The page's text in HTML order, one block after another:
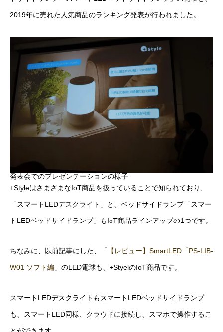
2019年に売れた人気商品のランキング発表が行われました。
発表会でのプレゼンテーションの様子
+StyleはさまざまなIoT商品を扱っていることで知られており、
「スマートLEDデスクライト」と、ベッドサイドランプ「スマー
トLEDベッドサイドランプ」もIoT商品ラインアップの1つです。
ちなみに、以前記事にした、「 【レビュー】SmartLED「PS-LIB-
W01 ソフト編 」のLED電球も、+StyelのIoT商品です。
スマートLEDデスクライトもスマートLEDベッドサイドランプ
も、スマートLED同様、クラウドに接続し、スマホで操作するこ